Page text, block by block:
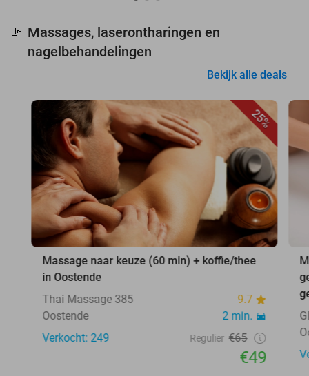
🦵 Massages, laserontharingen en
nagelbehandelingen
Bekijk alle deals
25%
Massage naar keuze (60 min) + koffie/thee
in Oostende
Thai Massage 385
9.7
Oostende
2 min.
Verkocht: 249
Regulier €65
€49